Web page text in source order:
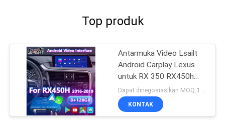
Top produk
Antarmuka Video Lsailt
Android Carplay Lexus
untuk RX 350 RX450h
RX200t RX350L RX450L
RX300 RX350 2016-
2019
KONTAK